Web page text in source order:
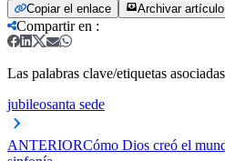
Copiar el enlace Archivar artículo
Compartir en :
Las palabras clave/etiquetas
jubileosanta sede
ANTERIORCómo Dios creó el